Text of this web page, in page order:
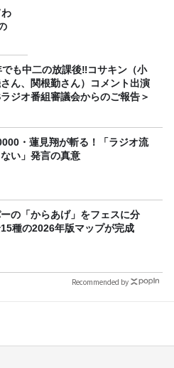
も中二の放課後‼コサキン（小
ん、関根勤さん）コメント出演
ジオ番組審議会からのご報告＞
・蓮見翔が斬る！「ラジオ流
い」発言の真意
の「からあげ」をフェスに分
種の2026年版マップが完成
Recommended by